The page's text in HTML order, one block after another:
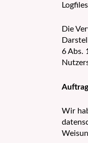
Die
6 Abs.
Wir